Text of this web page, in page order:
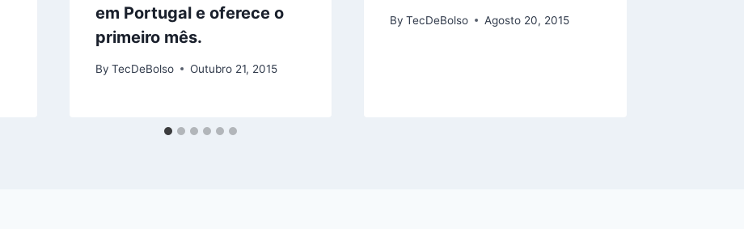
em Portugal e oferece o
primeiro mês.
By TecDeBolso Outubro 21, 2015
By TecDeBolso Agosto 20, 2015